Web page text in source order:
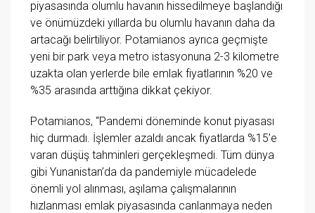
piyasasında olumlu havanın hissedilmeye başlandığı
ve önümüzdeki yıllarda bu olumlu havanın daha da
artacağı belirtiliyor. Potamianos ayrıca geçmişte
yeni bir park veya metro istasyonuna 2-3 kilometre
uzakta olan yerlerde bile emlak fiyatlarının %20 ve
%35 arasında arttığına dikkat çekiyor.
Potamianos, “Pandemi döneminde konut piyasası
hiç durmadı. İşlemler azaldı ancak fiyatlarda %15’e
varan düşüş tahminleri gerçekleşmedi. Tüm dünya
gibi Yunanistan’da da pandemiyle mücadelede
önemli yol alınması, aşılama çalışmalarının
hızlanması emlak piyasasında canlanmaya neden